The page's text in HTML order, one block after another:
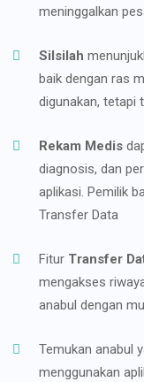
meninggalkan
Silsilah
baik dengan ras
digunakan, tetapi
Rekam Medis
diagnosis, dan
aplikasi. Pemilik
Transfer Data
Fitur Transfer
mengakses
anabul dengan
Temukan anabul
menggunakan